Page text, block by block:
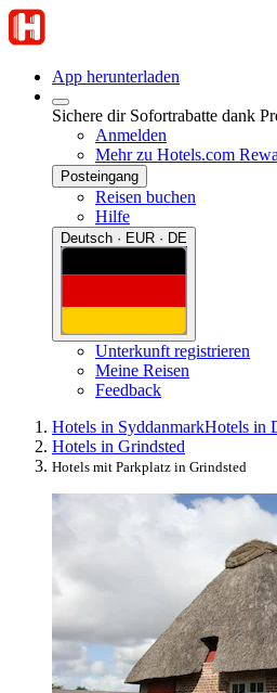
App herunterladen
Sichere dir Sofortrabatte dank
Anmelden
Mehr zu Hotels.com
Posteingang
Reisen buchen
Hilfe
Deutsch · EUR · DE
Unterkunft registrieren
Meine Reisen
Feedback
Hotels in SyddanmarkHotels in
Hotels in Grindsted
Hotels mit Parkplatz in Grindsted